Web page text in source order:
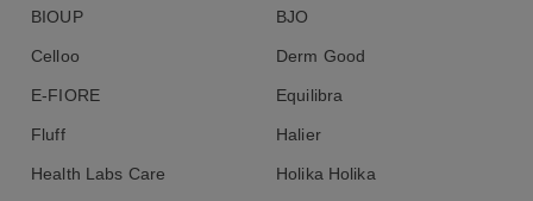
BIOUP BJO
Celloo Derm Good
E-FIORE Equilibra
Fluff Halier
Health Labs Care Holika Holika